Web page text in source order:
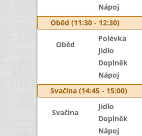
Nápoj
Oběd (11:30 - 12:30)
Oběd
Polévka
Jídlo
Doplněk
Nápoj
Svačina (14:45 - 15:00)
Svačina
Jídlo
Doplněk
Nápoj